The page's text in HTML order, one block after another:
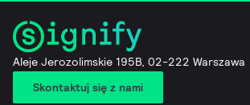
Aleje Jerozolimskie 195B, 02-222 Warszawa
Skontaktuj się z nami